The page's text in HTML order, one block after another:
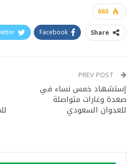
660
Share
Facebook
إستشهاد خمس نساء في
صعدة وغارات متواصلة
للعدوان السعودي